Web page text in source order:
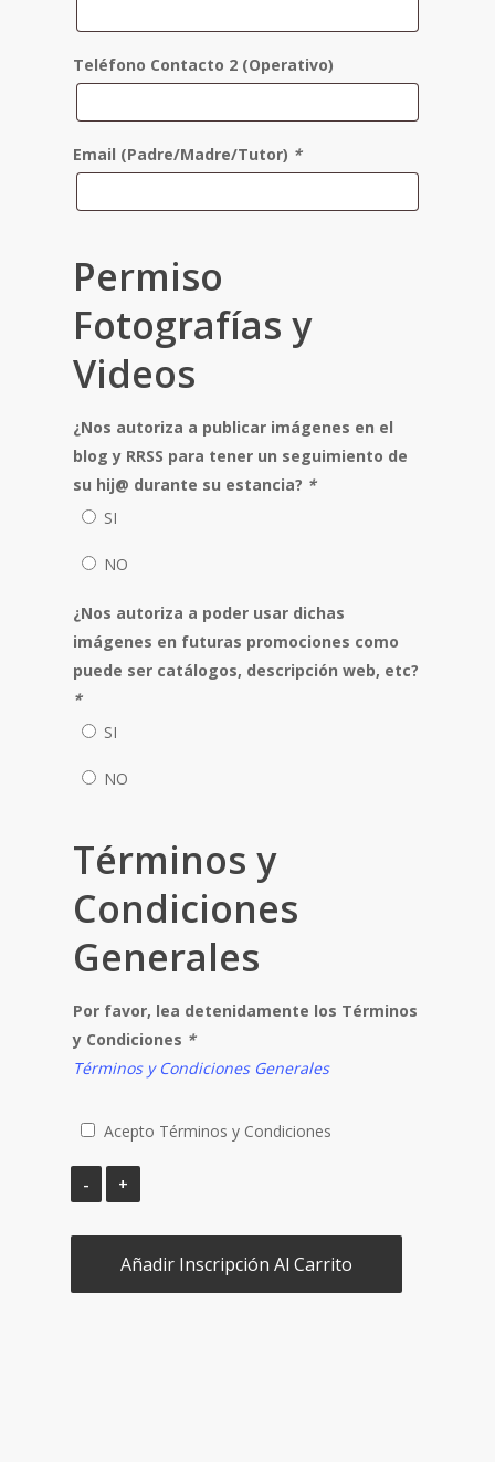
Teléfono Contacto 2 (Operativo)
Email (Padre/Madre/Tutor) *
Permiso
Fotografías y
Videos
¿Nos autoriza a publicar imágenes en el
blog y RRSS para tener un seguimiento de
su hij@ durante su estancia? *
SI
NO
¿Nos autoriza a poder usar dichas
imágenes en futuras promociones como
puede ser catálogos, descripción web, etc?
*
SI
NO
Términos y
Condiciones
Generales
Por favor, lea detenidamente los Términos
y Condiciones *
Términos y Condiciones Generales
Acepto Términos y Condiciones
Añadir Inscripción Al Carrito